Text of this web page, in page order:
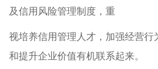
及信用风险管理制度，重
视培养信用管理人才，加强经营
和提升企业价值有机联系起来。